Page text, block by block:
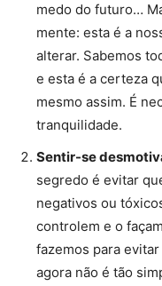
medo do futuro…
mente: esta é a
alterar. Sabemos
e esta é a certeza
mesmo assim. É
tranquilidade.
Sentir-se
segredo é evitar
negativos ou
controlem e o
fazemos para
agora não é tão